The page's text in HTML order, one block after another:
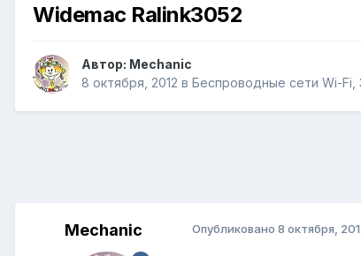
Widemac Ralink3052
Автор: Mechanic
8 октября, 2012 в Беспроводные сети Wi-Fi,
Mechanic Опубликовано 8 октября,